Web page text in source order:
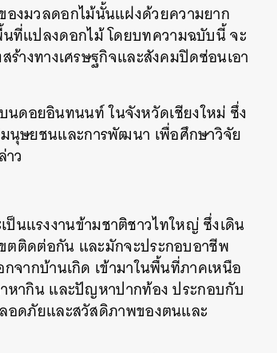
องมวลดอกไม้นั้นแฝงด้วยความยาก
ที่แปลงดอกไม้ โดยบทความฉบับนี้ จะ
ร้างทางเศรษฐกิจและสังคมปิดซ่อนเอา
ดอยอินทนนท์ ในจังหวัดเชียงใหม่ ซึ่ง
นุษยชนและการพัฒนา เพื่อศึกษาวิจัย
ว
นแรงงานข้ามชาติชาวไทใหญ่ ซึ่งเดิน
ตติดต่อกัน และมักจะประกอบอาชีพ
จากบ้านเกิด เข้ามาในพื้นที่ภาคเหนือ
หากิน และปัญหาปากท้อง ประกอบกับ
อดภัยและสวัสดิภาพของตนและ